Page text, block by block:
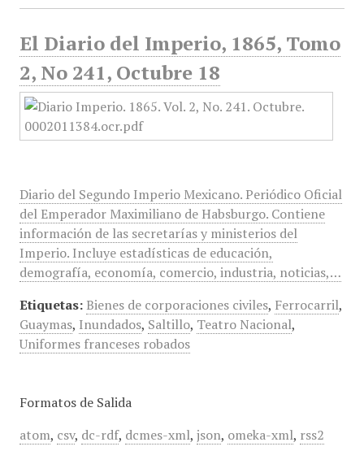
El Diario del Imperio, 1865, Tomo
2, No 241, Octubre 18
Diario del Segundo Imperio Mexicano. Periódico Oficial
del Emperador Maximiliano de Habsburgo. Contiene
información de las secretarías y ministerios del
Imperio. Incluye estadísticas de educación,
demografía, economía, comercio, industria, noticias,…
Etiquetas: Bienes de corporaciones civiles, Ferrocarril,
Guaymas, Inundados, Saltillo, Teatro Nacional,
Uniformes franceses robados
Formatos de Salida
atom, csv, dc-rdf, dcmes-xml, json, omeka-xml, rss2